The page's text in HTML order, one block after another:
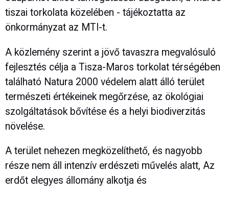
tiszai torkolata közelében - tájékoztatta az
önkormányzat az MTI-t.
A közlemény szerint a jövő tavaszra megvalósuló
fejlesztés célja a Tisza-Maros torkolat térségében
található Natura 2000 védelem alatt álló terület
természeti értékeinek megőrzése, az ökológiai
szolgáltatások bővítése és a helyi biodiverzitás
növelése.
A terület nehezen megközelíthető, és nagyobb
része nem áll intenzív erdészeti művelés alatt, Az
erdőt elegyes állomány alkotja és